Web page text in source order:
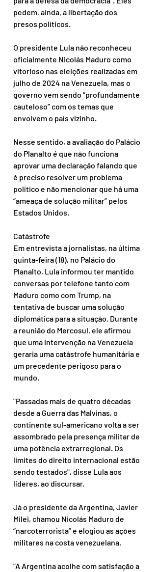
pedem, ainda, a libertação dos
presos políticos.
O presidente Lula não reconheceu
oficialmente Nicolás Maduro como
vitorioso nas eleições realizadas em
julho de 2024 na Venezuela, mas o
governo vem sendo “profundamente
cauteloso” com os temas que
envolvem o país vizinho.
Nesse sentido, a avaliação do Palácio
do Planalto é que não funciona
aprovar uma declaração falando que
é preciso resolver um problema
político e não mencionar que há uma
“ameaça de solução militar” pelos
Estados Unidos.
Catástrofe
Em entrevista a jornalistas, na última
quinta-feira (18), no Palácio do
Planalto, Lula informou ter mantido
conversas por telefone tanto com
Maduro como com Trump, na
tentativa de buscar uma solução
diplomática para a situação. Durante
a reunião do Mercosul, ele afirmou
que uma intervenção na Venezuela
geraria uma catástrofe humanitária e
um precedente perigoso para o
mundo.
"Passadas mais de quatro décadas
desde a Guerra das Malvinas, o
continente sul-americano volta a ser
assombrado pela presença militar de
uma potência extrarregional. Os
limites do direito internacional estão
sendo testados", disse Lula aos
líderes, ao discursar.
Já o presidente da Argentina, Javier
Milei, chamou Nicolás Maduro de
“narcoterrorista” e elogiou as ações
militares na costa venezuelana.
“A Argentina acolhe com satisfação a